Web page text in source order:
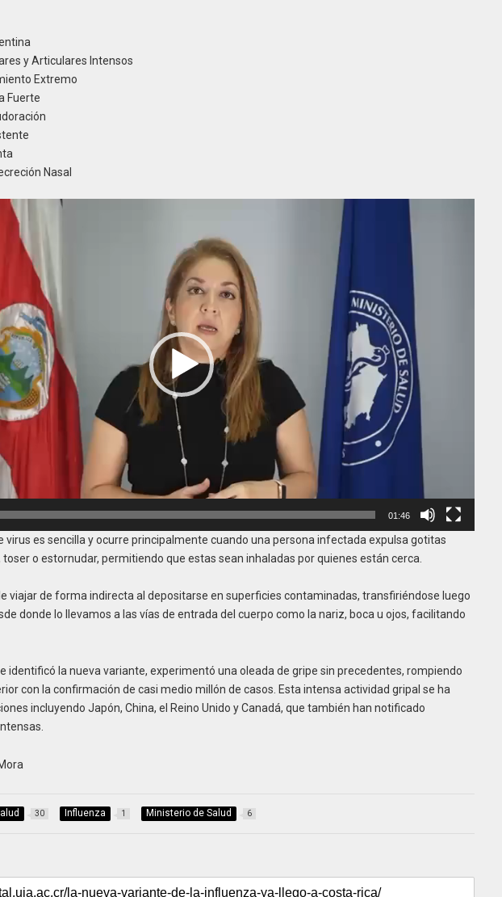
y Articulares Intensos
Extremo
Fuerte
Nasal
01:46
virus es sencilla y ocurre principalmente cuando una persona infectada expulsa gotitas
o estornudar, permitiendo que estas sean inhaladas por quienes están cerca.
viajar de forma indirecta al depositarse en superficies contaminadas, transfiriéndose luego
donde lo llevamos a las vías de entrada del cuerpo como la nariz, boca u ojos, facilitando
identificó la nueva variante, experimentó una oleada de gripe sin precedentes, rompiendo
con la confirmación de casi medio millón de casos. Esta intensa actividad gripal se ha
incluyendo Japón, China, el Reino Unido y Canadá, que también han notificado
30 Influenza 1 Ministerio de Salud 6